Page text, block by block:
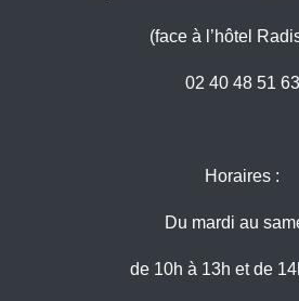
(face à l’hôtel
02 40 48 51 63
Horaires :
Du mardi au
de 10h à 13h et de